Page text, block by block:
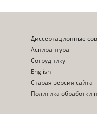
Диссертационные
Аспирантура
Сотруднику
English
Старая версия сайта
Политика обработки